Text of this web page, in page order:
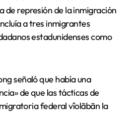
de represión de la inmigración
a tres inmigrantes
estadunidenses como
señaló que había una
de que las tácticas de
federal vîolãbãn la